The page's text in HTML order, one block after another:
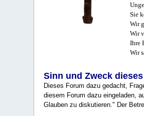
Sie
Wir
Wir
Ihre
Wir
Sinn und Zweck
Dieses Forum dazu gedacht,
diesem Forum dazu eingeladen,
Glauben zu diskutieren." Der